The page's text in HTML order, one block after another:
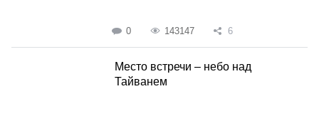
0 143147 6
Место встречи – небо над
Тайванем